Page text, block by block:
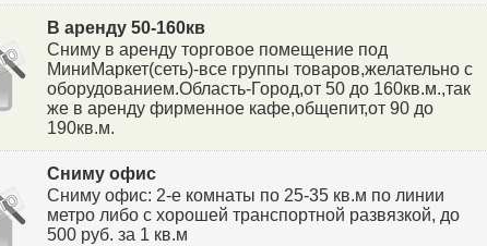
В аренду 50-160кв
Сниму в аренду торговое помещение под
МиниМаркет(сеть)-все группы товаров,желательно с
оборудованием.Область-Город,от 50 до 160кв.м.,так
же в аренду фирменное кафе,общепит,от 90 до
190кв.м.
Сниму офис
Сниму офис: 2-е комнаты по 25-35 кв.м по линии
метро либо с хорошей транспортной развязкой, до
500 руб. за 1 кв.м